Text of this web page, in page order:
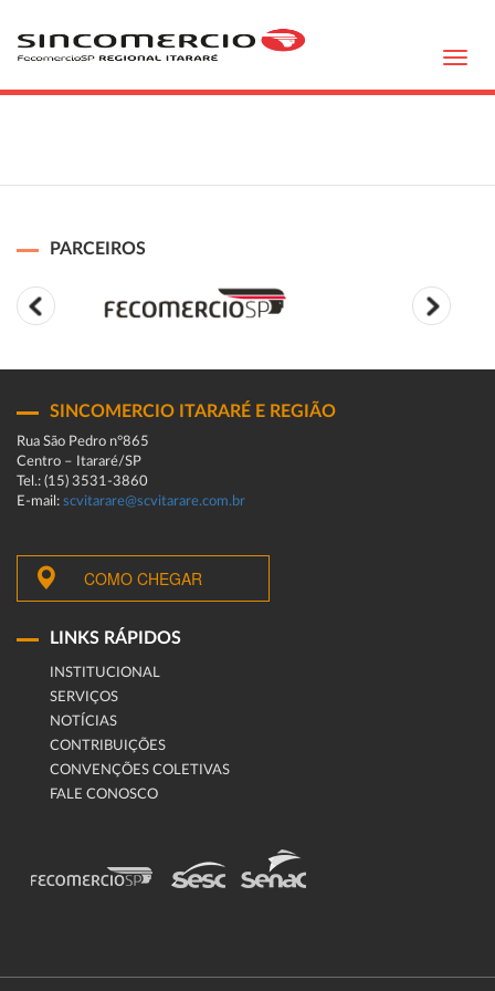
PARCEIROS
SINCOMERCIO ITARARÉ E REGIÃO
Rua São Pedro n°865
Centro – Itararé/SP
Tel.: (15) 3531-3860
E-mail: scvitarare@scvitarare.com.br
COMO CHEGAR
LINKS RÁPIDOS
INSTITUCIONAL
SERVIÇOS
NOTÍCIAS
CONTRIBUIÇÕES
CONVENÇÕES COLETIVAS
FALE CONOSCO